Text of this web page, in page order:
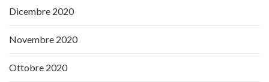
Dicembre 2020
Novembre 2020
Ottobre 2020